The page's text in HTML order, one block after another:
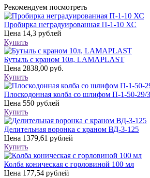
Рекомендуем посмотреть
Пробирка неградуированная П-1-10 ХС
Цена 14,3 рублей
Купить
Бутыль с краном 10л, LAMAPLAST
Цена 2838,00 руб.
Купить
Плоскодонная колба со шлифом П-1-50-29/
Цена 550 рублей
Купить
Делительная воронка с краном ВД-3-125
Цена 1379,61 рублей
Купить
Колба коническая с горловиной 100 мл
Цена 177,54 рублей